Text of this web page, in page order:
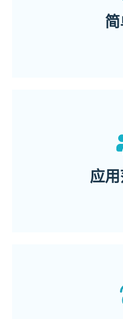
医生
应抑郁
自闭
以及希望
均能受益
丰富